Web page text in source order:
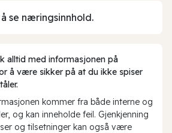
se næringsinnhold.
alltid med informasjonen på
å være sikker på at du ikke spiser
kommer fra både interne og
og kan inneholde feil. Gjenkjenning
og tilsetninger kan også være